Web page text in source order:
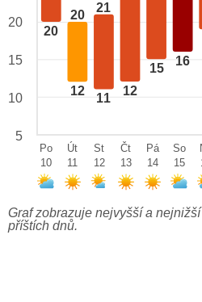
20
20
12
21
11
12
15
16
20
15
10
5
Po
10
Út
11
St
12
Čt
13
Pá
14
So
15
Graf zobrazuje nejvyšší a
příštích dnů.